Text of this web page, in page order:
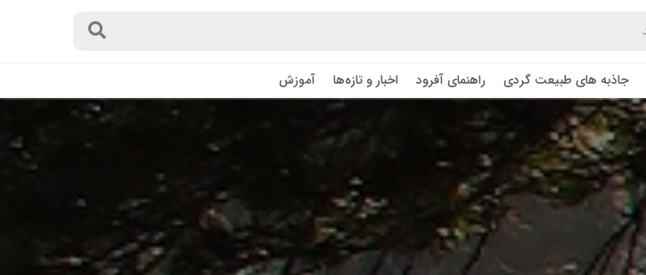
جاذبه های طبیعت گردی راهنمای آفرود اخبار و تازه‌ها آموزش